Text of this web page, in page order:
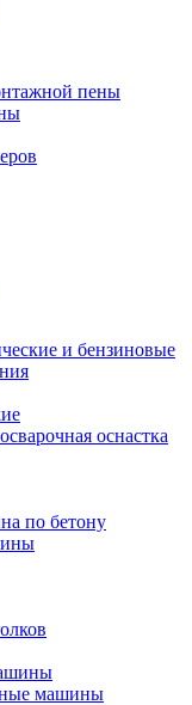
пены
и бензиновые
оснастка
по бетону
машины